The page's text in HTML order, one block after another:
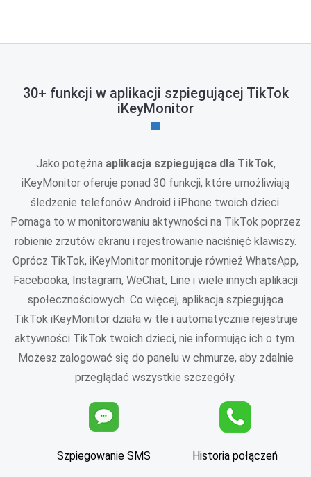
30+ funkcji w aplikacji szpiegującej TikTok
iKeyMonitor
Jako potężna aplikacja szpiegująca dla TikTok,
iKeyMonitor oferuje ponad 30 funkcji, które umożliwiają
śledzenie telefonów Android i iPhone twoich dzieci.
Pomaga to w monitorowaniu aktywności na TikTok poprzez
robienie zrzutów ekranu i rejestrowanie naciśnięć klawiszy.
Oprócz TikTok, iKeyMonitor monitoruje również WhatsApp,
Facebooka, Instagram, WeChat, Line i wiele innych aplikacji
społecznościowych. Co więcej, aplikacja szpiegująca
TikTok iKeyMonitor działa w tle i automatycznie rejestruje
aktywności TikTok twoich dzieci, nie informując ich o tym.
Możesz zalogować się do panelu w chmurze, aby zdalnie
przeglądać wszystkie szczegóły.
Szpiegowanie SMS Historia połączeń